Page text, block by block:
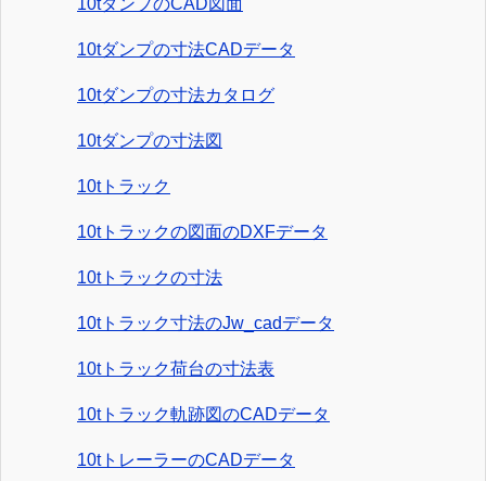
10tダンプのCAD図面
10tダンプの寸法CADデータ
10tダンプの寸法カタログ
10tダンプの寸法図
10tトラック
10tトラックの図面のDXFデータ
10tトラックの寸法
10tトラック寸法のJw_cadデータ
10tトラック荷台の寸法表
10tトラック軌跡図のCADデータ
10tトレーラーのCADデータ